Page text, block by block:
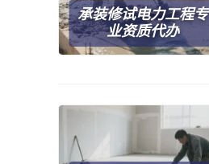
承装修试电力工程专
业资质代办